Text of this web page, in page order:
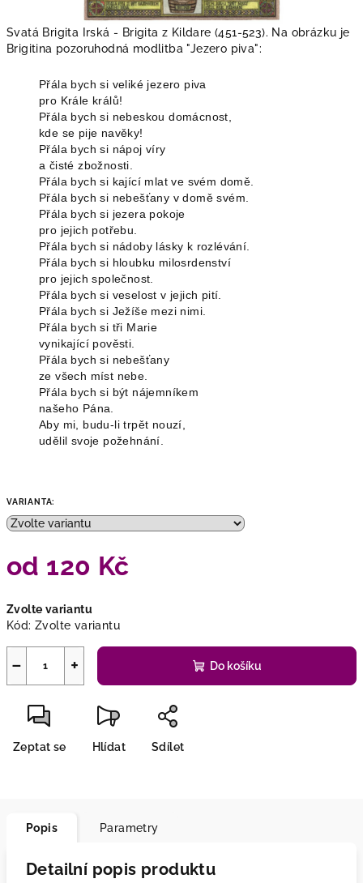
Svatá Brigita Irská - Brigita z Kildare (451-523). Na obrázku je
Brigitina pozoruhodná modlitba "Jezero piva":
Přála bych si veliké jezero piva
pro Krále králů!
Přála bych si nebeskou domácnost,
kde se pije navěky!
Přála bych si nápoj víry
a čisté zbožnosti.
Přála bych si kající mlat ve svém domě.
Přála bych si nebešťany v domě svém.
Přála bych si jezera pokoje
pro jejich potřebu.
Přála bych si nádoby lásky k rozlévání.
Přála bych si hloubku milosrdenství
pro jejich společnost.
Přála bych si veselost v jejich pití.
Přála bych si Ježíše mezi nimi.
Přála bych si tři Marie
vynikající pověsti.
Přála bych si nebešťany
ze všech míst nebe.
Přála bych si být nájemníkem
našeho Pána.
Aby mi, budu-li trpět nouzí,
udělil svoje požehnání.
VARIANTA:
od 120 Kč
cena:
Zvolte variantu
Kód: Zvolte variantu
+
− Do košíku
Zeptat se Hlídat Sdílet
Popis Parametry
Detailní popis produktu